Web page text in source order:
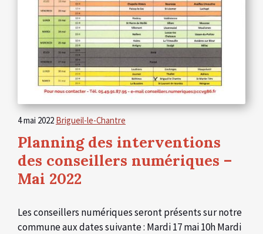
4 mai 2022 Brigueil-le-Chantre
Planning des interventions
des conseillers numériques –
Mai 2022
Les conseillers numériques seront présents sur notre
commune aux dates suivante : Mardi 17 mai 10h Mardi